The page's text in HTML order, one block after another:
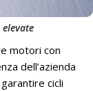
motori con
dell’azienda
cicli